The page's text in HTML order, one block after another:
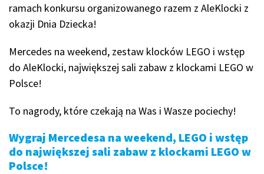
ramach konkursu organizowanego razem z AleKlocki z
okazji Dnia Dziecka!
Mercedes na weekend, zestaw klocków LEGO i wstęp
do AleKlocki, największej sali zabaw z klockami LEGO w
Polsce!
To nagrody, które czekają na Was i Wasze pociechy!
Wygraj Mercedesa na weekend, LEGO i wstęp
do największej sali zabaw z klockami LEGO w
Polsce!